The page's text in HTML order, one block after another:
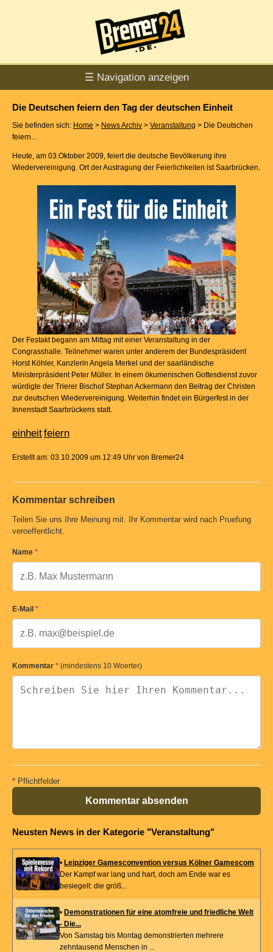
☰ Navigation anzeigen
Die Deutschen feiern den Tag der deutschen Einheit
Sie befinden sich: Home > News Archiv > Veranstaltung > Die Deutschen
feiern...
Heute, am 03.Oktober 2009, feiert die deutsche Bevölkerung ihre
Wiedervereinigung. Ort der Austragung der Feierlichkeiten ist Saarbrücken.
Der Festakt begann am Mittag mit einer Veranstaltung in der
Congrasshalle. Teilnehmer waren unter anderem der Bundespräsident
Horst Köhler, Kanzlerin Angela Merkel und der saarländische
Ministerpräsident Peter Müller. In einem ökumenischen Gottesdienst zuvor
würdigte der Trierer Bischof Stephan Ackermann den Beitrag der Christen
zur deutschen Wiedervereinigung. Weiterhin findet ein Bürgerfest in der
Innenstadt Saarbrückens statt.
einheitfeiern
Erstellt am: 03.10.2009 um 12:49 Uhr von Bremer24
Kommentar schreiben
Teilen Sie uns Ihre Meinung mit. Ihr Kommentar wird nach Pruefung
veroeffentlicht.
Name *
E-Mail *
Kommentar * (mindestens 10 Woerter)
* Pflichtfelder
Kommentar absenden
Neusten News in der Kategorie "Veranstaltung"
• Leipziger Gamesconvention versus Kölner Gamescom
Der Kampf war lang und hart, doch am Ende war es
besiegelt: die größ...
• Demonstrationen für eine atomfreie und friedliche Welt
- Die...
Von Samstag bis Montag demonstrierten mehrere
zehntausend Menschen in ...